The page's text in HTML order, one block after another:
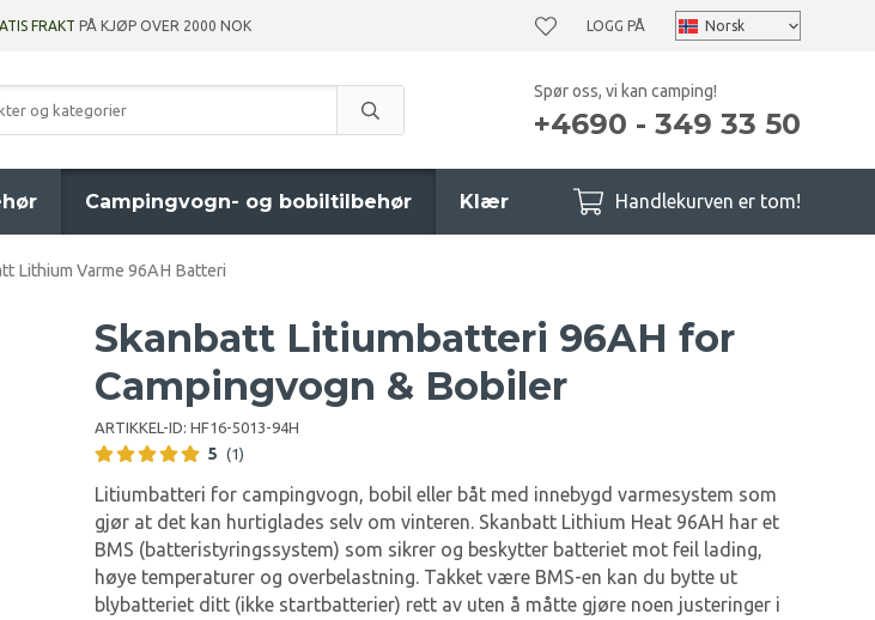
FRAKT PÅ KJØP OVER 2000 NOK LOGG PÅ
Spør oss, vi kan camping!
+4690 - 349 33 50
Campingvogn- og bobiltilbehør Klær Handlekurven er tom!
Lithium Varme 96AH Batteri
Skanbatt Litiumbatteri 96AH for
Campingvogn & Bobiler
ARTIKKEL-ID: HF16-5013-94H
5 (1)
Litiumbatteri for campingvogn, bobil eller båt med innebygd varmesystem som
gjør at det kan hurtiglades selv om vinteren. Skanbatt Lithium Heat 96AH har et
BMS (batteristyringssystem) som sikrer og beskytter batteriet mot feil lading,
høye temperaturer og overbelastning. Takket være BMS-en kan du bytte ut
blybatteriet ditt (ikke startbatterier) rett av uten å måtte gjøre noen justeringer i